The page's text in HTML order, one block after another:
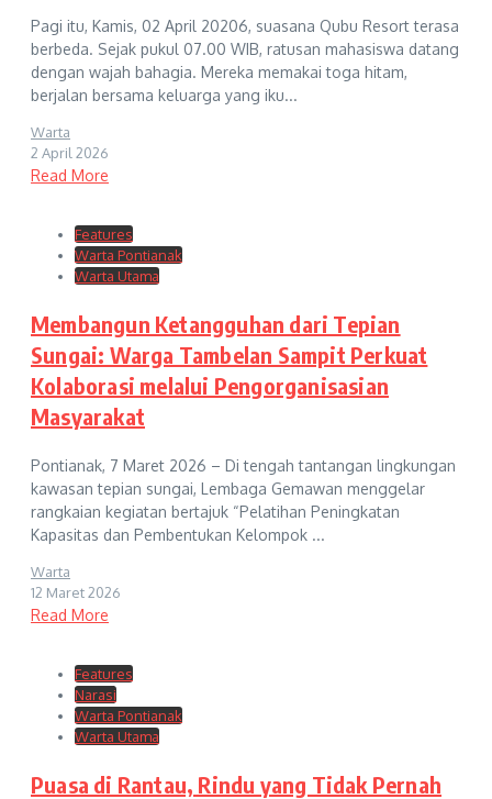
Pagi itu, Kamis, 02 April 20206, suasana Qubu Resort terasa
berbeda. Sejak pukul 07.00 WIB, ratusan mahasiswa datang
dengan wajah bahagia. Mereka memakai toga hitam,
berjalan bersama keluarga yang iku...
Warta
2 April 2026
Read More
Features
Warta Pontianak
Warta Utama
Membangun Ketangguhan dari Tepian
Sungai: Warga Tambelan Sampit Perkuat
Kolaborasi melalui Pengorganisasian
Masyarakat
Pontianak, 7 Maret 2026 – Di tengah tantangan lingkungan
kawasan tepian sungai, Lembaga Gemawan menggelar
rangkaian kegiatan bertajuk “Pelatihan Peningkatan
Kapasitas dan Pembentukan Kelompok ...
Warta
12 Maret 2026
Read More
Features
Narasi
Warta Pontianak
Warta Utama
Puasa di Rantau, Rindu yang Tidak Pernah